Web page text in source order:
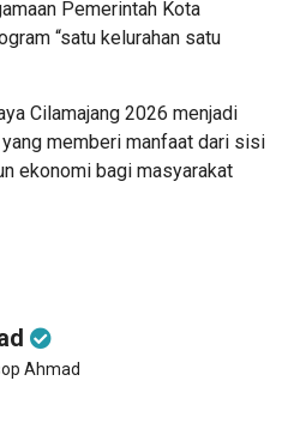
Pemerintah Kota
“satu kelurahan satu
Cilamajang 2026 menjadi
memberi manfaat dari sisi
ekonomi bagi masyarakat
Ahmad